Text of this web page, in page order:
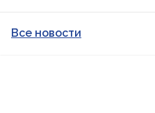
Все новости